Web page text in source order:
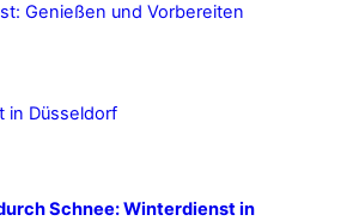
Genießen und Vorbereiten
Schnee: Winterdienst in